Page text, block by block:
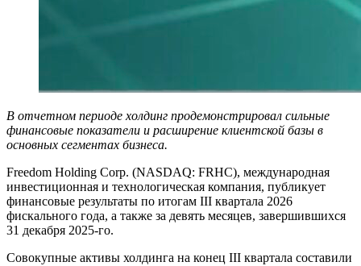
В отчетном периоде холдинг продемонстрировал сильные
финансовые показатели и расширение клиентской базы в
основных сегментах бизнеса.
Freedom Holding Corp. (NASDAQ: FRHC), международная
инвестиционная и технологическая компания, публикует
финансовые результаты по итогам III квартала 2026
фискального года, а также за девять месяцев, завершившихся
31 декабря 2025-го.
Совокупные активы холдинга на конец III квартала составили